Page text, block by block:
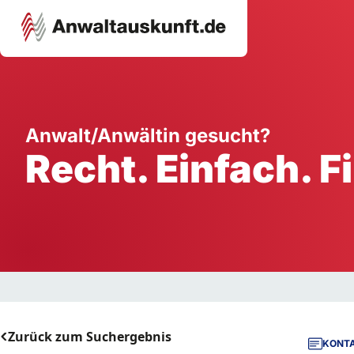
Ausbildung
Handwerk
Dienstleistung
Anwalt/Anwältin gesucht?
Recht. Einfach.
Zurück zum Suchergebnis